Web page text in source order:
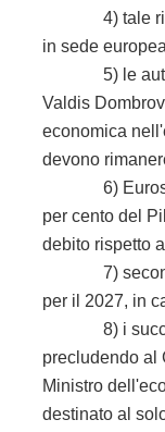
4) tale
in sede
5) le autorità
Valdis
economica
devono
6) Eurostat
per cento del
debito rispetto
7) secondo il
per il 2027, in
8) i succitati
precludendo al
Ministro
destinato al